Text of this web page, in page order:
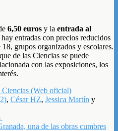
6,50 euros y la entrada al
entradas con precios reducidos
grupos organizados y escolares.
de las Ciencias se puede
con las exposiciones, los
Ciencias (Web oficial)
, César HZ, Jessica Martín y
una de las obras cumbres